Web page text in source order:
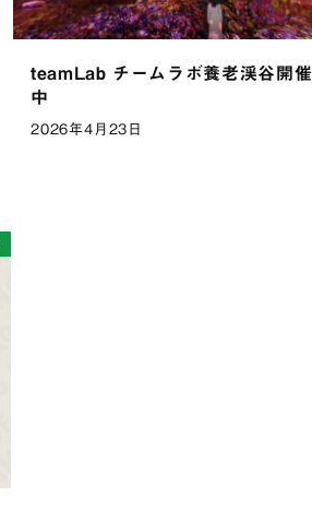
teamLab チームラボ養老渓谷開催
中
2026年4月23日